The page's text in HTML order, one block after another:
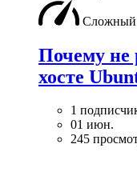
Сложный
Почему не
хосте
1
01 июн.
245